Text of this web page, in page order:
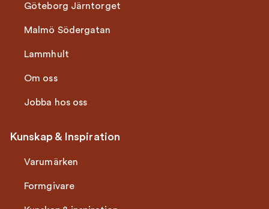
Göteborg Järntorget
Malmö Södergatan
Lammhult
Om oss
Jobba hos oss
Kunskap & Inspiration
Varumärken
Formgivare